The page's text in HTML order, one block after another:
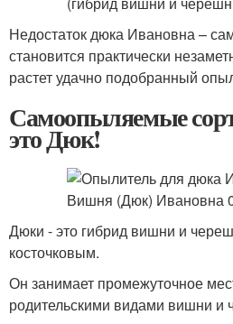
Недостаток дюка Ивановна –
становится практически
растет удачно подобранный
Самоопыляемые
это Дюк!
Дюки - это гибрид вишни и
косточковым.
Он занимает промежуточное
родительскими видами вишни и